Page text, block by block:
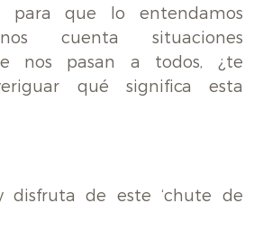
para que lo entendamos
cuenta situaciones
nos pasan a todos, ¿te
qué significa esta
disfruta de este ‘chute de